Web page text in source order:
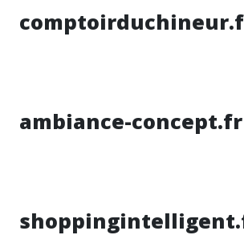
ambiance-concept.fr